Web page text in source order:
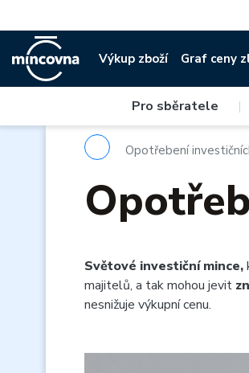
Výkup zboží Graf ceny
Pro sběratele |
Opotřebení
Světové investiční mince,
majitelů, a tak mohou jevit
nesnižuje výkupní cenu.